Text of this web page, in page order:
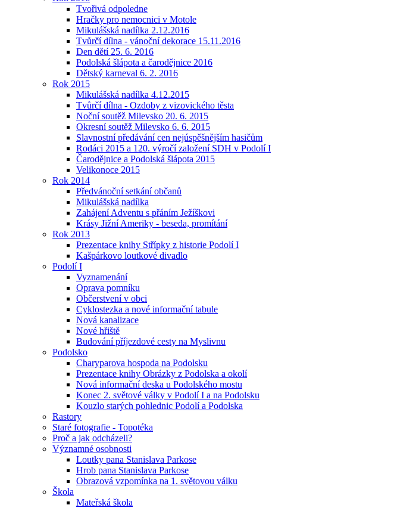
Tvořivá odpoledne
Hračky pro nemocnici v Motole
Mikulášská nadílka 2.12.2016
Tvůrčí dílna - vánoční dekorace 15.11.2016
Den dětí 25. 6. 2016
Podolská šlápota a čarodějnice 2016
Dětský karneval 6. 2. 2016
Rok 2015
Mikulášská nadílka 4.12.2015
Tvůrčí dílna - Ozdoby z vizovického těsta
Noční soutěž Milevsko 20. 6. 2015
Okresní soutěž Milevsko 6. 6. 2015
Slavnostní předávání cen nejúspěšnějším hasičům
Rodáci 2015 a 120. výročí založení SDH v Podolí I
Čarodějnice a Podolská šlápota 2015
Velikonoce 2015
Rok 2014
Předvánoční setkání občanů
Mikulášská nadílka
Zahájení Adventu s přáním Ježíškovi
Krásy Jižní Ameriky - beseda, promítání
Rok 2013
Prezentace knihy Střípky z historie Podolí I
Kašpárkovo loutkové divadlo
Podolí I
Vyznamenání
Oprava pomníku
Občerstvení v obci
Cyklostezka a nové informační tabule
Nová kanalizace
Nové hřiště
Budování příjezdové cesty na Myslivnu
Podolsko
Charyparova hospoda na Podolsku
Prezentace knihy Obrázky z Podolska a okolí
Nová informační deska u Podolského mostu
Konec 2. světové války v Podolí I a na Podolsku
Kouzlo starých pohlednic Podolí a Podolska
Rastory
Staré fotografie - Topotéka
Proč a jak odcházeli?
Významné osobnosti
Loutky pana Stanislava Parkose
Hrob pana Stanislava Parkose
Obrazová vzpomínka na 1. světovou válku
Škola
Mateřská škola